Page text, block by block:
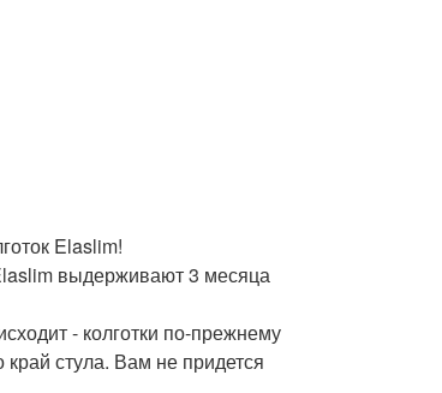
Elaslim!
выдерживают 3 месяца
- колготки по-прежнему
стула. Вам не придется